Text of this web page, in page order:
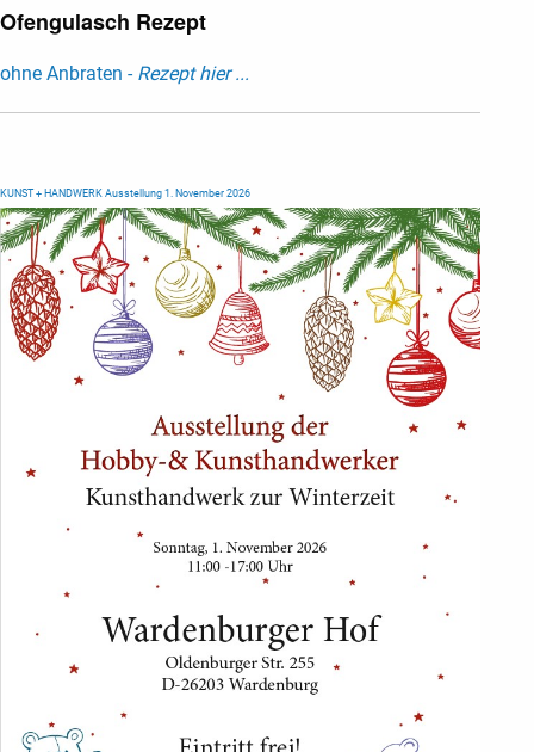
Ofengulasch Rezept
ohne Anbraten - Rezept hier ...
KUNST + HANDWERK Ausstellung 1. November 2026